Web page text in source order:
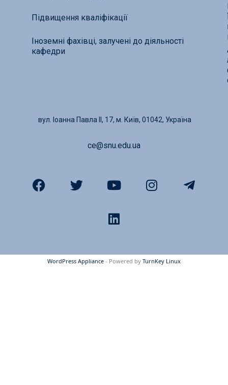
Підвищення кваліфікації
Іноземні фахівці, залучені до діяльності
кафедри
вул. Іоанна Павла ІІ, 17, м. Київ, 01042, Україна
ce@snu.edu.ua
WordPress Appliance - Powered by TurnKey Linux